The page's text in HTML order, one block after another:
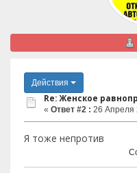
Действия
Re: Женское
« Ответ #2 : 26 Апреля
Я тоже непротив